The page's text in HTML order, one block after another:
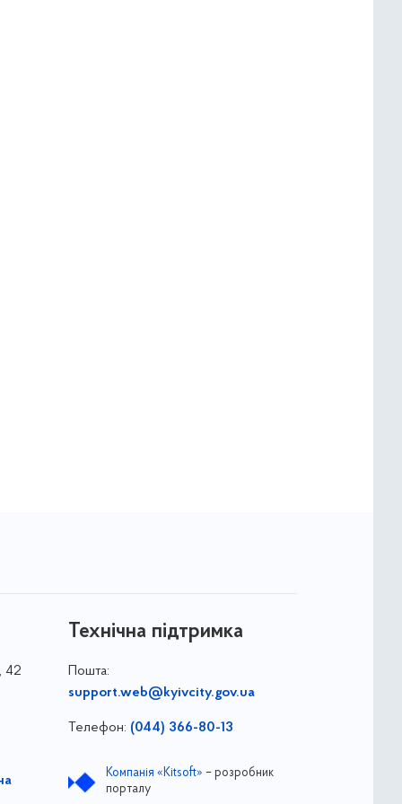
42
Технічна підтримка
Пошта:
support.web@kyivcity.gov.ua
Телефон: (044) 366-80-13
Компанія «Kitsoft» – розробник
порталу